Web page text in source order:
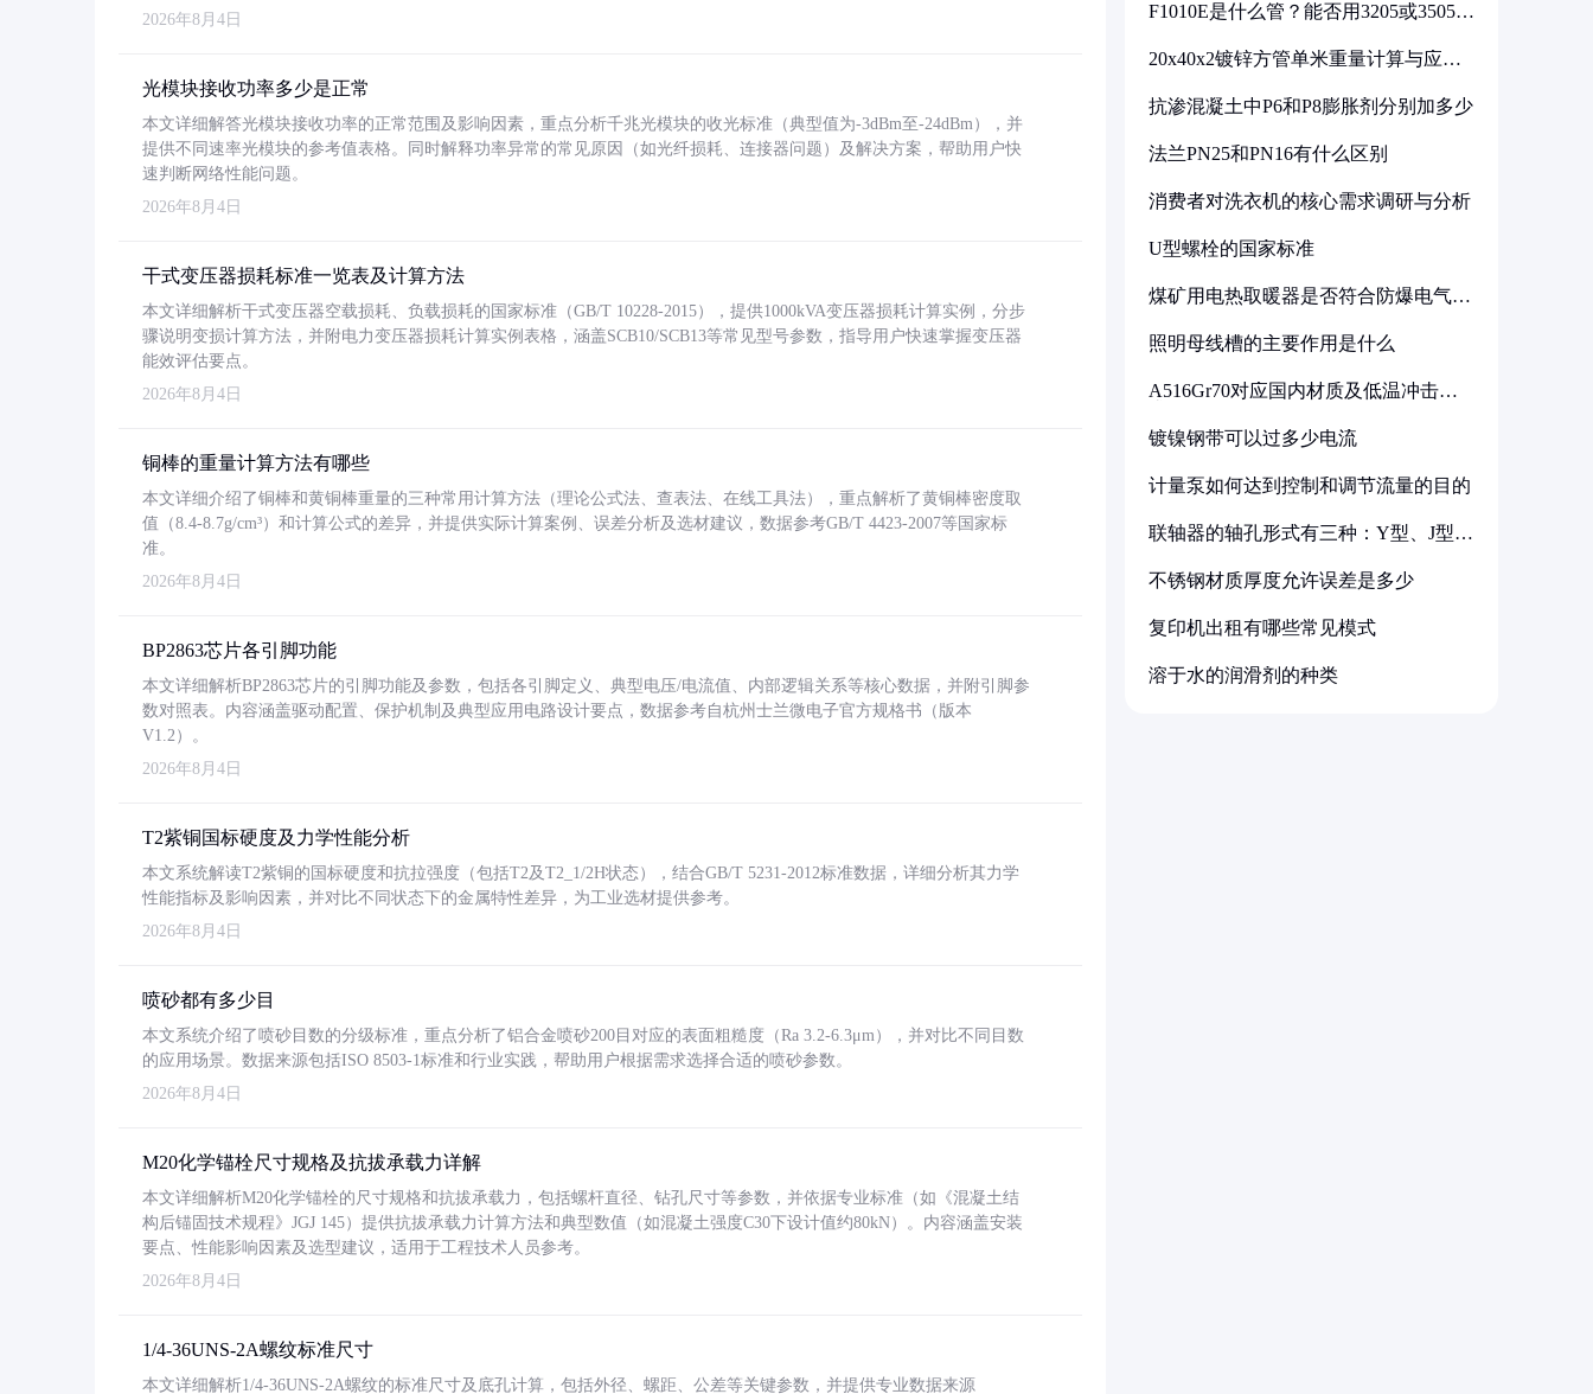
2026年8月4日
光模块接收功率多少是正常
本文详细解答光模块接收功率的正常范围及影响因素，重点分析千兆光模块的收光标准（典型值为-3dBm至-24dBm），并
提供不同速率光模块的参考值表格。同时解释功率异常的常见原因（如光纤损耗、连接器问题）及解决方案，帮助用户快
速判断网络性能问题。
2026年8月4日
干式变压器损耗标准一览表及计算方法
本文详细解析干式变压器空载损耗、负载损耗的国家标准（GB/T 10228-2015），提供1000kVA变压器损耗计算实例，分步
骤说明变损计算方法，并附电力变压器损耗计算实例表格，涵盖SCB10/SCB13等常见型号参数，指导用户快速掌握变压器
能效评估要点。
2026年8月4日
铜棒的重量计算方法有哪些
本文详细介绍了铜棒和黄铜棒重量的三种常用计算方法（理论公式法、查表法、在线工具法），重点解析了黄铜棒密度取
值（8.4-8.7g/cm³）和计算公式的差异，并提供实际计算案例、误差分析及选材建议，数据参考GB/T 4423-2007等国家标
准。
2026年8月4日
BP2863芯片各引脚功能
本文详细解析BP2863芯片的引脚功能及参数，包括各引脚定义、典型电压/电流值、内部逻辑关系等核心数据，并附引脚参
数对照表。内容涵盖驱动配置、保护机制及典型应用电路设计要点，数据参考自杭州士兰微电子官方规格书（版本
V1.2）。
2026年8月4日
T2紫铜国标硬度及力学性能分析
本文系统解读T2紫铜的国标硬度和抗拉强度（包括T2及T2_1/2H状态），结合GB/T 5231-2012标准数据，详细分析其力学
性能指标及影响因素，并对比不同状态下的金属特性差异，为工业选材提供参考。
2026年8月4日
喷砂都有多少目
本文系统介绍了喷砂目数的分级标准，重点分析了铝合金喷砂200目对应的表面粗糙度（Ra 3.2-6.3μm），并对比不同目数
的应用场景。数据来源包括ISO 8503-1标准和行业实践，帮助用户根据需求选择合适的喷砂参数。
2026年8月4日
M20化学锚栓尺寸规格及抗拔承载力详解
本文详细解析M20化学锚栓的尺寸规格和抗拔承载力，包括螺杆直径、钻孔尺寸等参数，并依据专业标准（如《混凝土结
构后锚固技术规程》JGJ 145）提供抗拔承载力计算方法和典型数值（如混凝土强度C30下设计值约80kN）。内容涵盖安装
要点、性能影响因素及选型建议，适用于工程技术人员参考。
2026年8月4日
1/4-36UNS-2A螺纹标准尺寸
本文详细解析1/4-36UNS-2A螺纹的标准尺寸及底孔计算，包括外径、螺距、公差等关键参数，并提供专业数据来源
F1010E是什么管？能否用3205或3505代
20x40x2镀锌方管单米重量计算与应用
抗渗混凝土中P6和P8膨胀剂分别加多少
法兰PN25和PN16有什么区别
消费者对洗衣机的核心需求调研与分析
U型螺栓的国家标准
煤矿用电热取暖器是否符合防爆电气设
照明母线槽的主要作用是什么
A516Gr70对应国内材质及低温冲击要
镀镍钢带可以过多少电流
计量泵如何达到控制和调节流量的目的
联轴器的轴孔形式有三种：Y型、J型、
不锈钢材质厚度允许误差是多少
复印机出租有哪些常见模式
溶于水的润滑剂的种类